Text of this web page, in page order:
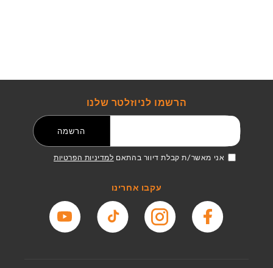
הרשמו לניוזלטר שלנו
הרשמה
אני מאשר/ת קבלת דיוור בהתאם למדיניות הפרטיות
עקבו אחרינו
פייסבוק אינסטגרם טיקטוק יוטיוב